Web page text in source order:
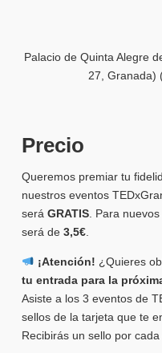
Palacio de Quinta Alegre
27, Granada)
Precio
Queremos premiar tu
nuestros eventos
será GRATIS. Para
será de 3,5€.
¡Atención! ¿Quieres
tu entrada para la
Asiste a los 3 eventos de
sellos de la tarjeta que te
Recibirás un sello por